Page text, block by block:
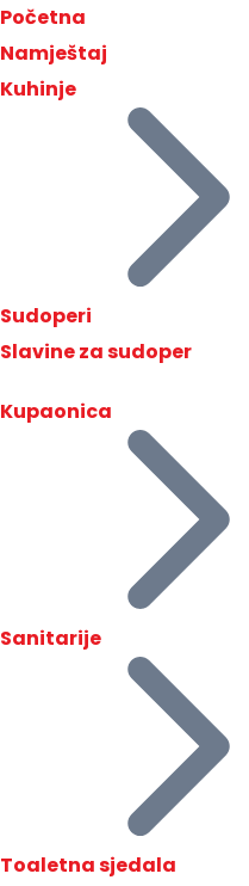
Početna
Namještaj
Kuhinje
Sudoperi
Slavine za sudoper
Kupaonica
Sanitarije
Toaletna sjedala